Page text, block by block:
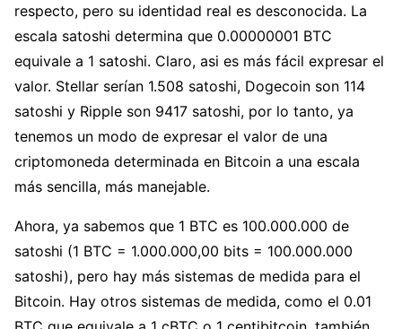
respecto, pero su identidad real es desconocida. La
escala satoshi determina que 0.00000001 BTC
equivale a 1 satoshi. Claro, asi es más fácil expresar el
valor. Stellar serían 1.508 satoshi, Dogecoin son 114
satoshi y Ripple son 9417 satoshi, por lo tanto, ya
tenemos un modo de expresar el valor de una
criptomoneda determinada en Bitcoin a una escala
más sencilla, más manejable.
Ahora, ya sabemos que 1 BTC es 100.000.000 de
satoshi (1 BTC = 1.000.000,00 bits = 100.000.000
satoshi), pero hay más sistemas de medida para el
Bitcoin. Hay otros sistemas de medida, como el 0.01